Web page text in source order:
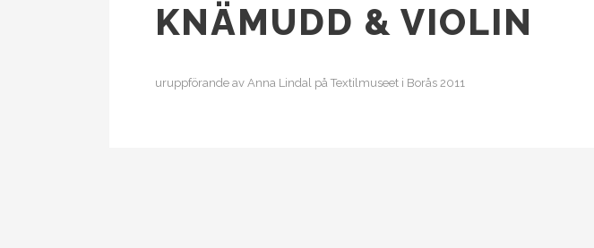
KNÄMUDD & VIOLIN
uruppförande av Anna Lindal på Textilmuseet i Borås 2011